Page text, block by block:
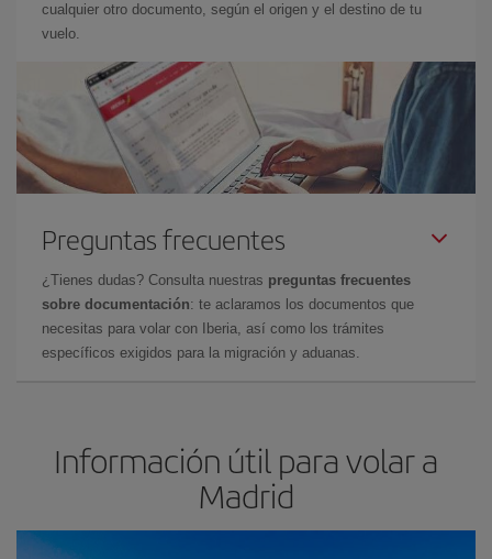
cualquier otro documento, según el origen y el destino de tu
vuelo.
Preguntas frecuentes
¿Tienes dudas? Consulta nuestras preguntas frecuentes
sobre documentación: te aclaramos los documentos que
necesitas para volar con Iberia, así como los trámites
específicos exigidos para la migración y aduanas.
Información útil para volar a
Madrid